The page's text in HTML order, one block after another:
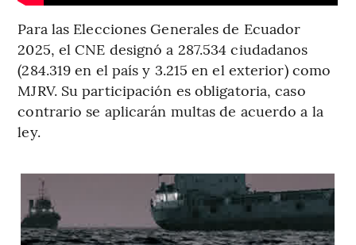
Para las Elecciones Generales de Ecuador
2025, el CNE designó a 287.534 ciudadanos
(284.319 en el país y 3.215 en el exterior) como
MJRV. Su participación es obligatoria, caso
contrario se aplicarán multas de acuerdo a la
ley.